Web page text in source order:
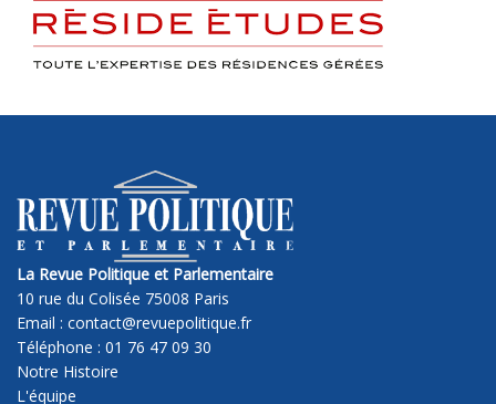
La Revue Politique et Parlementaire
10 rue du Colisée 75008 Paris
Email : contact@revuepolitique.fr
Téléphone : 01 76 47 09 30
Notre Histoire
L'équipe